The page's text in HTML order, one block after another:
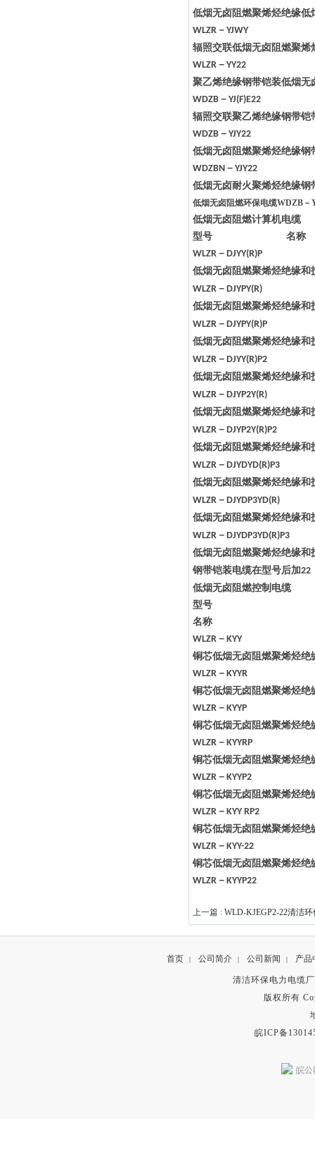
低烟无卤阻燃聚烯烃绝缘
WLZR － YJWY
辐照交联低烟无卤阻燃聚
WLZR － YY22
聚乙烯绝缘钢带铠装低烟
WDZB － YJ(F)E22
辐照交联聚乙烯绝缘钢带
WDZB － YJY22
低烟无卤阻燃聚烯烃绝缘
WDZBN － YJY22
低烟无卤耐火聚烯烃绝缘
低烟无卤阻燃环保电缆WDZB
低烟无卤阻燃计算机电缆
型号
名称
WLZR － DJYY(R)P
低烟无卤阻燃聚烯烃绝缘
WLZR － DJYPY(R)
低烟无卤阻燃聚烯烃绝缘
WLZR － DJYPY(R)P
低烟无卤阻燃聚烯烃绝缘
WLZR － DJYY(R)P2
低烟无卤阻燃聚烯烃绝缘
WLZR － DJYP2Y(R)
低烟无卤阻燃聚烯烃绝缘
WLZR － DJYP2Y(R)P2
低烟无卤阻燃聚烯烃绝缘
WLZR － DJYDYD(R)P3
低烟无卤阻燃聚烯烃绝缘
WLZR － DJYDP3YD(R)
低烟无卤阻燃聚烯烃绝缘
WLZR － DJYDP3YD(R)P3
低烟无卤阻燃聚烯烃绝缘
钢带铠装电缆在型号后加22
低烟无卤阻燃控制电缆
型号
名称
WLZR － KYY
铜芯低烟无卤阻燃聚烯烃绝
WLZR － KYYR
铜芯低烟无卤阻燃聚烯烃绝
WLZR － KYYP
铜芯低烟无卤阻燃聚烯烃
WLZR － KYYRP
铜芯低烟无卤阻燃聚烯烃
WLZR － KYYP2
铜芯低烟无卤阻燃聚烯烃
WLZR － KYY RP2
铜芯低烟无卤阻燃聚烯烃
WLZR － KYY-22
铜芯低烟无卤阻燃聚烯烃
WLZR － KYYP22
上一篇 : WLD-KJEGP2-22清洁
首页 | 公司简介 | 公司新闻 | 产品
清洁环保电力电缆
版权所有
皖ICP备
皖公